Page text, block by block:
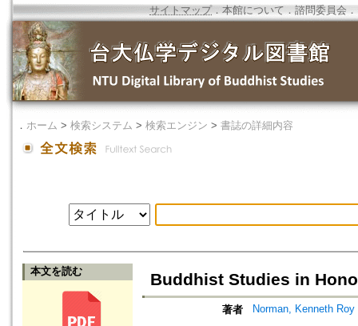
サイトマップ．本館について ． 諮問委員会 ．
． ホーム > 検索システム > 検索エンジン > 書誌の詳細内容
本文を読む Buddhist Studies in
著者 Norman, Kenneth Roy